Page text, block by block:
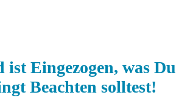
ist Eingezogen, was Du
Beachten solltest!